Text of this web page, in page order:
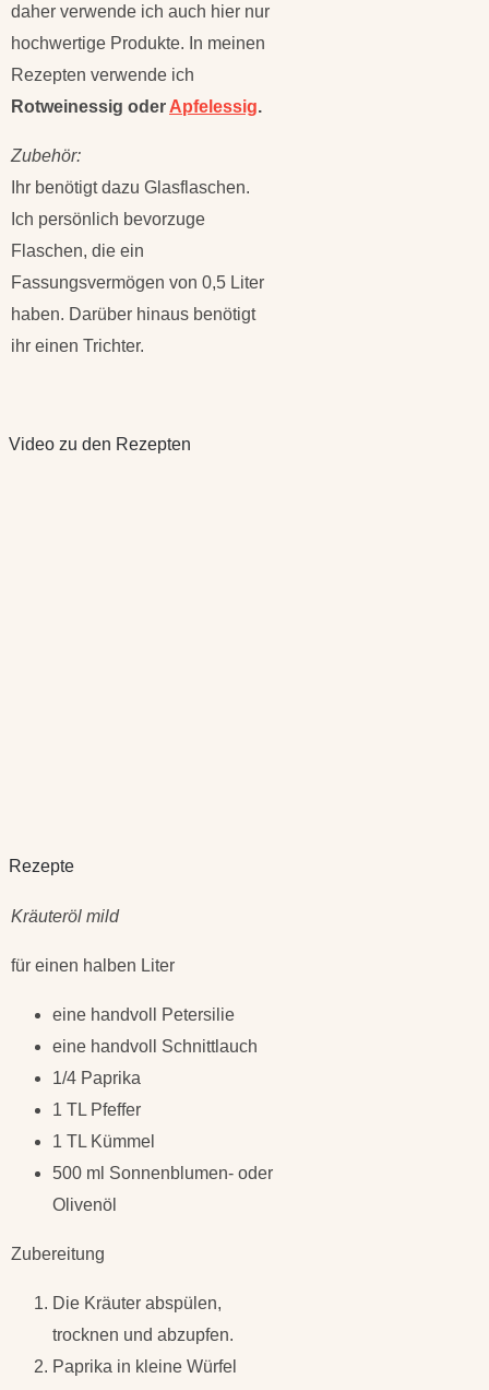
daher verwende ich auch hier nur
hochwertige Produkte. In meinen
Rezepten verwende ich
Rotweinessig oder Apfelessig.
Zubehör:
Ihr benötigt dazu Glasflaschen.
Ich persönlich bevorzuge
Flaschen, die ein
Fassungsvermögen von 0,5 Liter
haben. Darüber hinaus benötigt
ihr einen Trichter.
Video zu den Rezepten
Rezepte
Kräuteröl mild
für einen halben Liter
eine handvoll Petersilie
eine handvoll Schnittlauch
1/4 Paprika
1 TL Pfeffer
1 TL Kümmel
500 ml Sonnenblumen- oder
Olivenöl
Zubereitung
Die Kräuter abspülen,
trocknen und abzupfen.
Paprika in kleine Würfel